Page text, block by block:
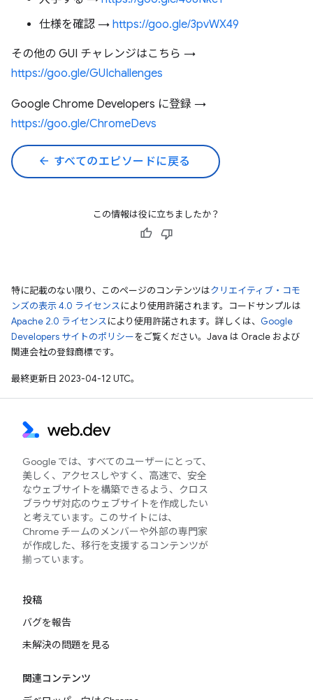
仕様を確認 → https://goo.gle/3pvWX49
その他の GUI チャレンジはこちら →
https://goo.gle/GUIchallenges
Google Chrome Developers に登録 →
https://goo.gle/ChromeDevs
arrow_back すべてのエピソードに戻る
この情報は役に立ちましたか？
特に記載のない限り、このページのコンテンツはクリエイティブ・コモ
ンズの表示 4.0 ライセンスにより使用許諾されます。コードサンプルは
Apache 2.0 ライセンスにより使用許諾されます。詳しくは、 Google
Developers サイトのポリシーをご覧ください。Java は Oracle および
関連会社の登録商標です。
最終更新日 2023-04-12 UTC。
Google では、すべてのユーザーにとって、
美しく、アクセスしやすく、高速で、安全
なウェブサイトを構築できるよう、クロス
ブラウザ対応のウェブサイトを作成したい
と考えています。このサイトには、
Chrome チームのメンバーや外部の専門家
が作成した、移行を支援するコンテンツが
揃っています。
投稿
バグを報告
未解決の問題を見る
関連コンテンツ